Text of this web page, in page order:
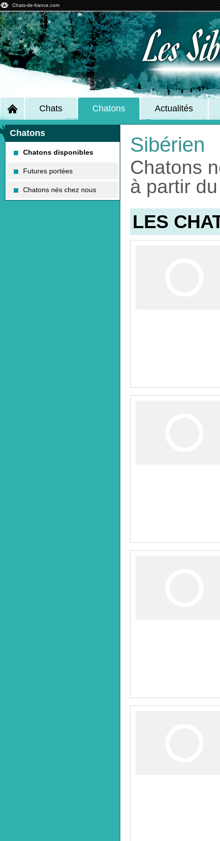
Chats-de-france.com
Les
Chats Chatons Actualités
Chatons
Chatons disponibles
Futures portées
Chatons nés chez nous
Sibérien
Chatons nés le 10/11/2018 disponible
à partir
LES